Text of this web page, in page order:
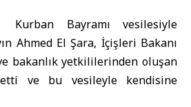
Bayramı vesilesiyle
Ahmed El Şara, İçişleri Bakanı
bakanlık yetkililerinden oluşan
ve bu vesileyle kendisine